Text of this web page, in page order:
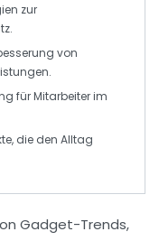
zur
von
für Mitarbeiter im
die den Alltag
Gadget-Trends,